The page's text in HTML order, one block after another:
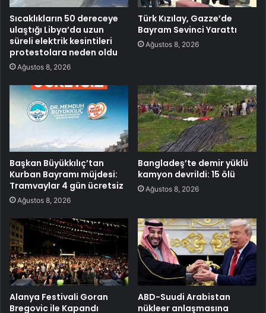
Sıcaklıkların 50 dereceye
ulaştığı Libya’da uzun
süreli elektrik kesintileri
protestolara neden oldu
Ağustos 8, 2026
Türk Kızılay, Gazze’de
Bayram Sevinci Yarattı
Ağustos 8, 2026
Başkan Büyükkılıç’tan
Kurban Bayramı müjdesi:
Tramvaylar 4 gün ücretsiz
Ağustos 8, 2026
Bangladeş’te demir yüklü
kamyon devrildi: 15 ölü
Ağustos 8, 2026
Alanya Festivali Goran
Bregovic ile Kapandı
ABD-Suudi Arabistan
nükleer anlaşmasına